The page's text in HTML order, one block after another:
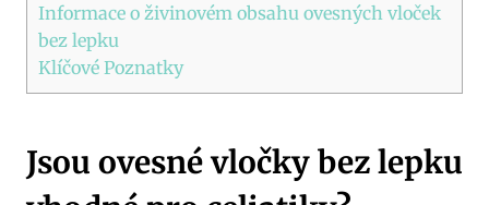
Informace o živinovém obsahu ovesných vloček
bez lepku
Klíčové Poznatky
Jsou ovesné vločky bez lepku